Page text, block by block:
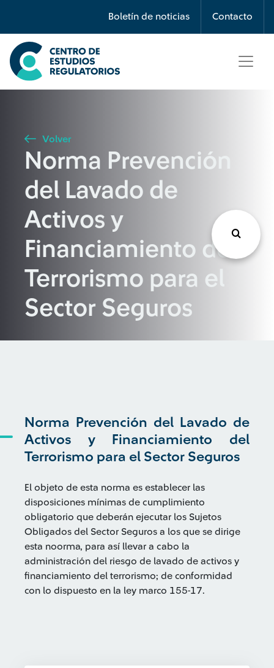
Boletín de noticias Contacto
Búsqueda
Seleccione país
Buscar
Volver
Norma Prevención
del Lavado de
Activos y
Financiamiento del
Terrorismo para el
Sector Seguros
Norma Prevención del Lavado de
Activos y Financiamiento del
Terrorismo para el Sector Seguros
El objeto de esta norma es establecer las
disposiciones mínimas de cumplimiento
obligatorio que deberán ejecutar los Sujetos
Obligados del Sector Seguros a los que se dirige
esta noorma, para así llevar a cabo la
administración del riesgo de lavado de activos y
financiamiento del terrorismo; de conformidad
con lo dispuesto en la ley marco 155-17.